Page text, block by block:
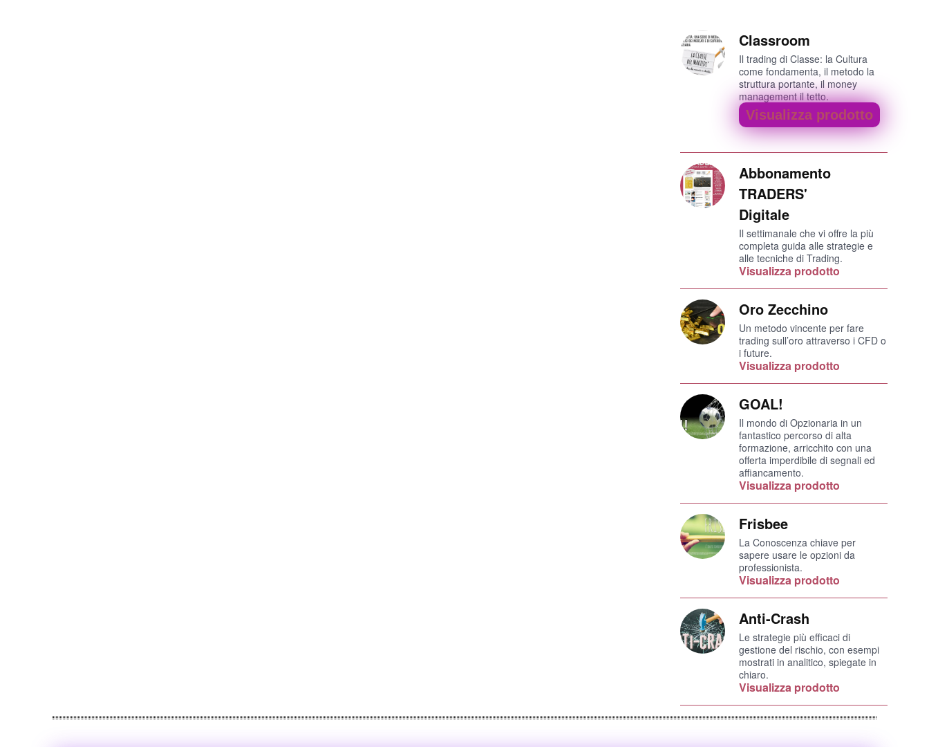
Classroom
Il trading di Classe: la Cultura
come fondamenta, il metodo la
struttura portante, il money
management il tetto.
Visualizza prodotto
Abbonamento
TRADERS'
Digitale
Il settimanale che vi offre la più
completa guida alle strategie e
alle tecniche di Trading.
Visualizza prodotto
Oro Zecchino
Un metodo vincente per fare
trading sull’oro attraverso i CFD o
i future.
Visualizza prodotto
GOAL!
Il mondo di Opzionaria in un
fantastico percorso di alta
formazione, arricchito con una
offerta imperdibile di segnali ed
affiancamento.
Visualizza prodotto
Frisbee
La Conoscenza chiave per
sapere usare le opzioni da
professionista.
Visualizza prodotto
Anti-Crash
Le strategie più efficaci di
gestione del rischio, con esempi
mostrati in analitico, spiegate in
chiaro.
Visualizza prodotto